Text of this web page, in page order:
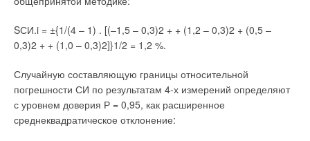
SСИ.i = ±{1/(4 – 1) . [(–1,5 – 0,3)2 + + (1,2 – 0,3)2 + (0,5 –
0,3)2 + + (1,0 – 0,3)2]}1/2 = 1,2 %.
Случайную составляющую границы относительной
погрешности СИ по результатам 4-х измерений определяют
с уровнем доверия Р = 0,95, как расширенное
среднеквадратическое отклонение: